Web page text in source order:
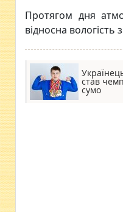
Протягом дня
відносна
став
сумо